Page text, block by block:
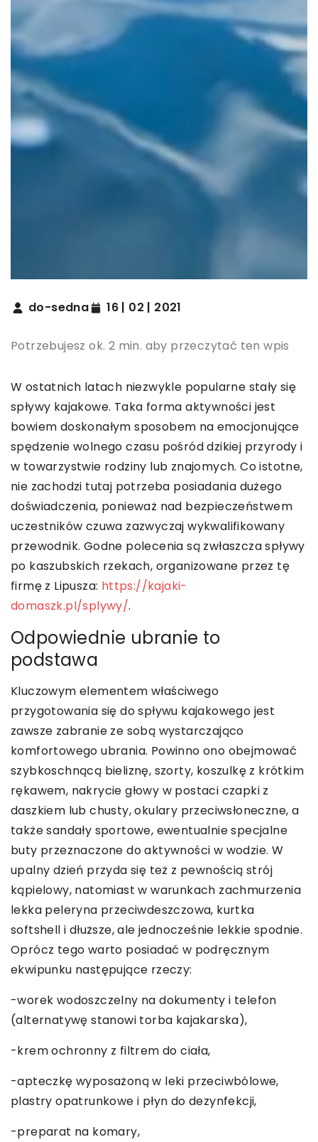
do-sedna 16 | 02 | 2021
Potrzebujesz ok. 2 min. aby przeczytać ten wpis
W ostatnich latach niezwykle popularne stały się
spływy kajakowe. Taka forma aktywności jest
bowiem doskonałym sposobem na emocjonujące
spędzenie wolnego czasu pośród dzikiej przyrody i
w towarzystwie rodziny lub znajomych. Co istotne,
nie zachodzi tutaj potrzeba posiadania dużego
doświadczenia, ponieważ nad bezpieczeństwem
uczestników czuwa zazwyczaj wykwalifikowany
przewodnik. Godne polecenia są zwłaszcza spływy
po kaszubskich rzekach, organizowane przez tę
firmę z Lipusza: https://kajaki-
domaszk.pl/splywy/.
Odpowiednie ubranie to
podstawa
Kluczowym elementem właściwego
przygotowania się do spływu kajakowego jest
zawsze zabranie ze sobą wystarczająco
komfortowego ubrania. Powinno ono obejmować
szybkoschnącą bieliznę, szorty, koszulkę z krótkim
rękawem, nakrycie głowy w postaci czapki z
daszkiem lub chusty, okulary przeciwsłoneczne, a
także sandały sportowe, ewentualnie specjalne
buty przeznaczone do aktywności w wodzie. W
upalny dzień przyda się też z pewnością strój
kąpielowy, natomiast w warunkach zachmurzenia
lekka peleryna przeciwdeszczowa, kurtka
softshell i dłuższe, ale jednocześnie lekkie spodnie.
Oprócz tego warto posiadać w podręcznym
ekwipunku następujące rzeczy:
-worek wodoszczelny na dokumenty i telefon
(alternatywę stanowi torba kajakarska),
-krem ochronny z filtrem do ciała,
-apteczkę wyposażoną w leki przeciwbólowe,
plastry opatrunkowe i płyn do dezynfekcji,
-preparat na komary,